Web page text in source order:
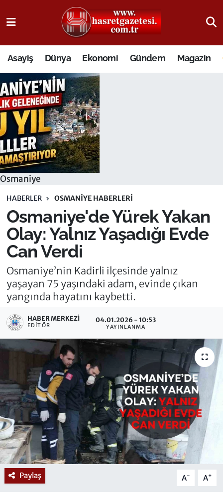
Asayiş Dünya Ekonomi Gündem Magazin
Osmaniye
HABERLER OSMANIYE HABERLERI
Osmaniye'de Yürek Yakan
Olay: Yalnız Yaşadığı Evde
Can Verdi
Osmaniye’nin Kadirli ilçesinde yalnız
yaşayan 75 yaşındaki adam, evinde çıkan
yangında hayatını kaybetti.
HABER MERKEZI
EDITÖR
04.01.2026 - 10:53
YAYINLANMA
Paylaş A- A+
Osmaniye Nöbetçi Eczaneler
Osmaniye Hava Durumu
Osmaniye Trafik Yoğunluk Haritası
Süper Lig Puan Durumu ve Fikstür
Tüm Manşetler
Son Dakika Haberleri